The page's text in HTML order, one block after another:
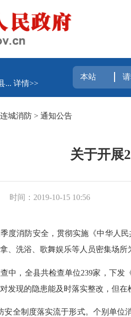
...详情>>
连城消防 > 通知公告
关于开展
时间：2019-10-15 10:56
消防安全，贯彻实施《中华人民
、洗浴、歌舞娱乐等人员密集场
，全县共检查单位239家，下发
发现的隐患能及时落实整改，但在
制度落实流于形式。个别单位